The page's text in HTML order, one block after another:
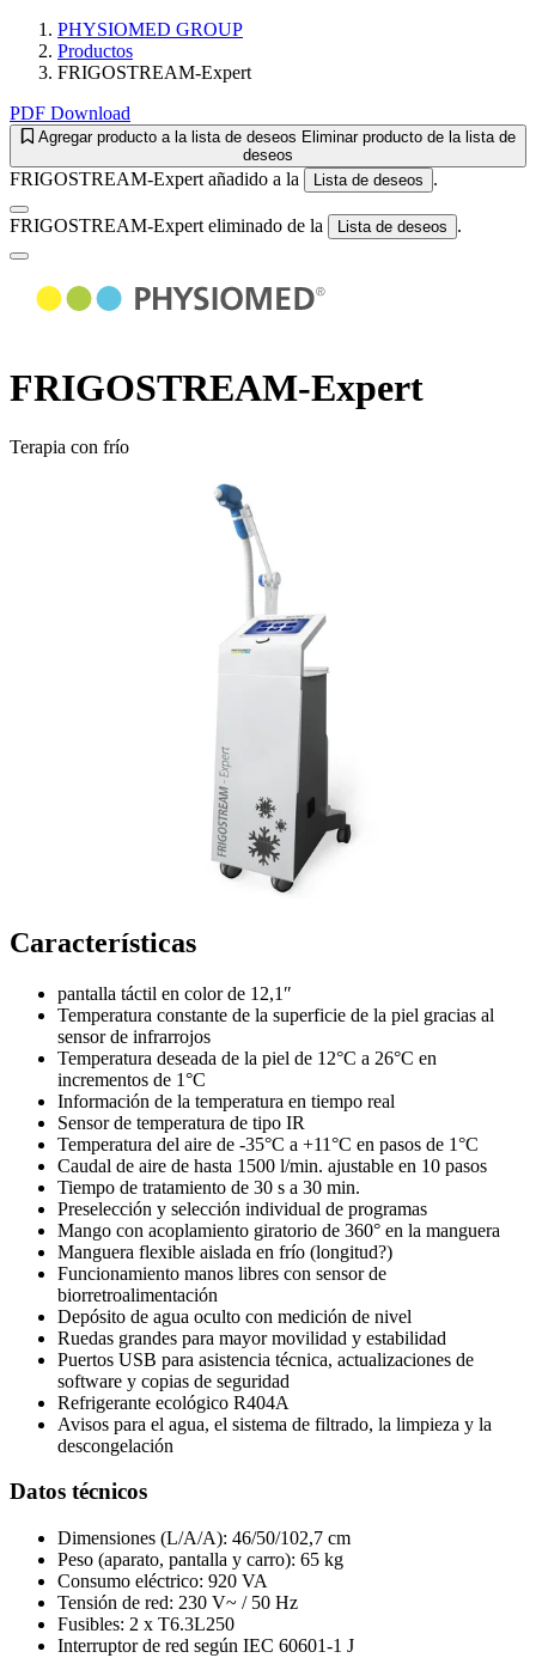
PHYSIOMED GROUP
Productos
FRIGOSTREAM-Expert
PDF Download
Agregar producto a la lista de deseos Eliminar producto de la lista de
deseos
FRIGOSTREAM-Expert añadido a la Lista de deseos .
FRIGOSTREAM-Expert eliminado de la Lista de deseos .
FRIGOSTREAM-Expert
Terapia con frío
Características
pantalla táctil en color de 12,1″
Temperatura constante de la superficie de la piel gracias al
sensor de infrarrojos
Temperatura deseada de la piel de 12°C a 26°C en
incrementos de 1°C
Información de la temperatura en tiempo real
Sensor de temperatura de tipo IR
Temperatura del aire de -35°C a +11°C en pasos de 1°C
Caudal de aire de hasta 1500 l/min. ajustable en 10 pasos
Tiempo de tratamiento de 30 s a 30 min.
Preselección y selección individual de programas
Mango con acoplamiento giratorio de 360° en la manguera
Manguera flexible aislada en frío (longitud?)
Funcionamiento manos libres con sensor de
biorretroalimentación
Depósito de agua oculto con medición de nivel
Ruedas grandes para mayor movilidad y estabilidad
Puertos USB para asistencia técnica, actualizaciones de
software y copias de seguridad
Refrigerante ecológico R404A
Avisos para el agua, el sistema de filtrado, la limpieza y la
descongelación
Datos técnicos
Dimensiones (L/A/A): 46/50/102,7 cm
Peso (aparato, pantalla y carro): 65 kg
Consumo eléctrico: 920 VA
Tensión de red: 230 V~ / 50 Hz
Fusibles: 2 x T6.3L250
Interruptor de red según IEC 60601-1 J